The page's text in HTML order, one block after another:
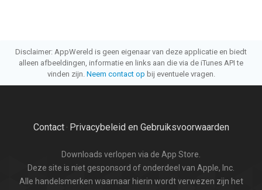
Disclaimer: AppWereld is geen eigenaar van deze applicatie en biedt
alleen afbeeldingen, informatie en links aan die via de iTunes API te
vinden zijn. Neem contact op bij eventuele vragen.
Contact· Privacybeleid en Gebruiksvoorwaarden
Downloads verlopen via de App Store.
Deze site is niet gesponsord of onderdeel van Apple, Inc.
Alle handelsmerken waarnaar hierin wordt verwezen zijn het